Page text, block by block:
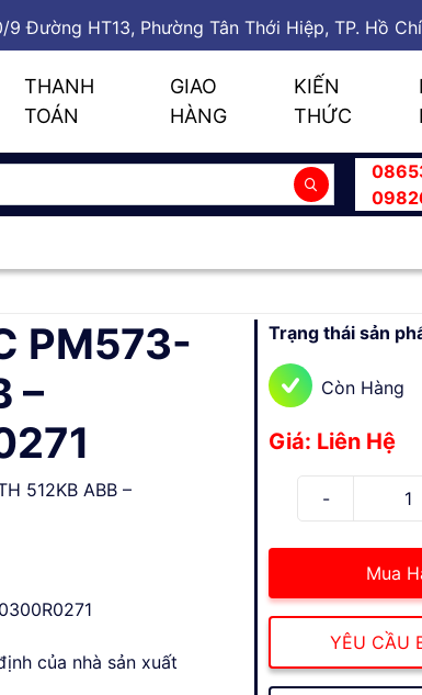
9 Đường HT13, Phường Tân Thới Hiệp, TP. Hồ
THANH
TOÁN
GIAO
HÀNG
KIẾN
THỨC
PM573-
–
512KB ABB –
của nhà sản xuất
Trạng thái sản
Còn Hàng
Giá: Liên Hệ
Mua
YÊU CẦU